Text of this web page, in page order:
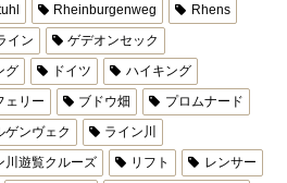
Rheinburgenweg
Rhens
イン
ゲデオンセック
グ ドイツ
ハイキング
ェリー ブドウ畑
プロムナード
ゲンヴェク
ライン川
川遊覧クルーズ リフト
レンサー